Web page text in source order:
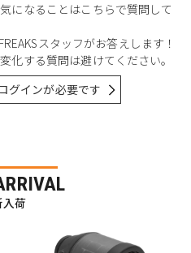
になることはこちらで質問して
スタッフがお答えします！
する質問は避けてください。
グインが必要です
入荷